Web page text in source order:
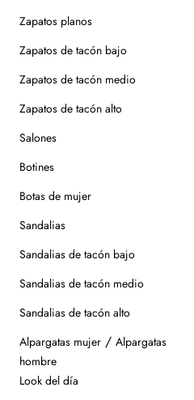
y favorecedora.
la talla 38 y mide
con entretelado o
para conservar la forma y el
programa delicado en frío,
media y, si puedes,
brillos o marcas.
durante mucho tiempo.
con materiales naturales
cuidados específicos.
Zapatos planos
Zapatos de tacón bajo
Zapatos de tacón medio
Zapatos de tacón alto
Salones
Botines
Botas de mujer
Sandalias
Sandalias de tacón bajo
Sandalias de tacón medio
Sandalias de tacón alto
Alpargatas mujer / Alpargatas
hombre
Look del día